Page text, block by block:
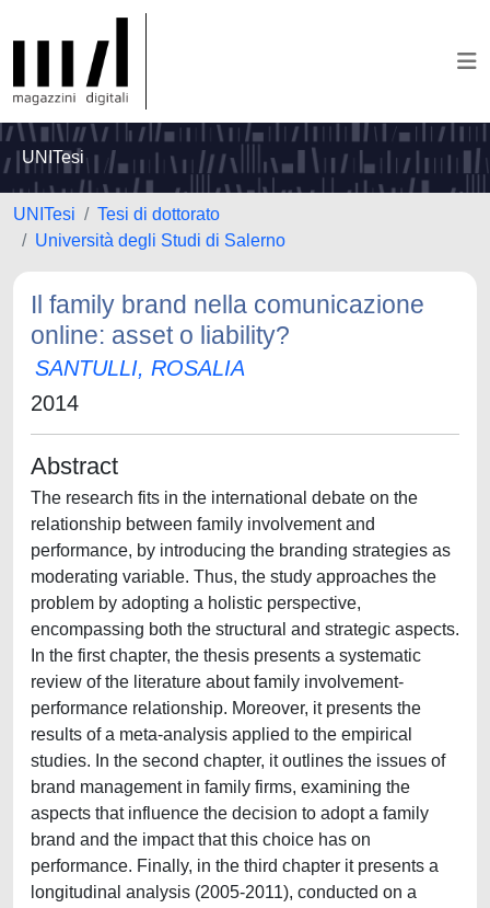
UNITesi
UNITesi
Tesi di dottorato
Università degli Studi di Salerno
Il family brand nella comunicazione
online: asset o liability?
SANTULLI, ROSALIA
2014
Abstract
The research fits in the international debate on the
relationship between family involvement and
performance, by introducing the branding strategies as
moderating variable. Thus, the study approaches the
problem by adopting a holistic perspective,
encompassing both the structural and strategic aspects.
In the first chapter, the thesis presents a systematic
review of the literature about family involvement-
performance relationship. Moreover, it presents the
results of a meta-analysis applied to the empirical
studies. In the second chapter, it outlines the issues of
brand management in family firms, examining the
aspects that influence the decision to adopt a family
brand and the impact that this choice has on
performance. Finally, in the third chapter it presents a
longitudinal analysis (2005-2011), conducted on a